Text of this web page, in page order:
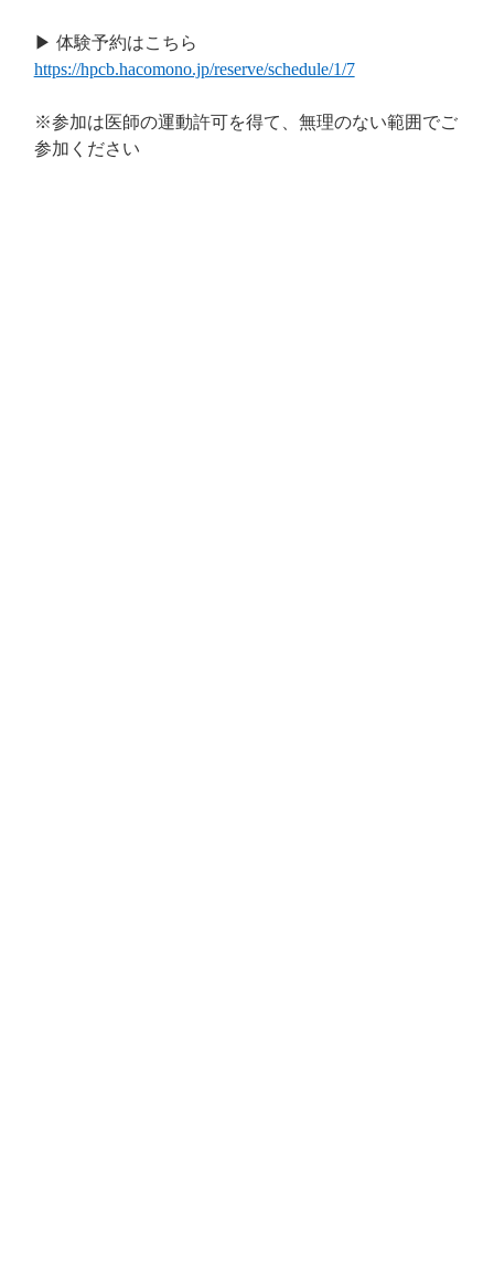
▶ 体験予約はこちら
https://hpcb.hacomono.jp/reserve/schedule/1/7
※参加は医師の運動許可を得て、無理のない範囲でご
参加ください